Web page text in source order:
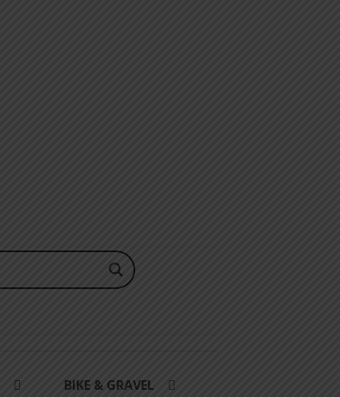
BIKE & GRAVEL